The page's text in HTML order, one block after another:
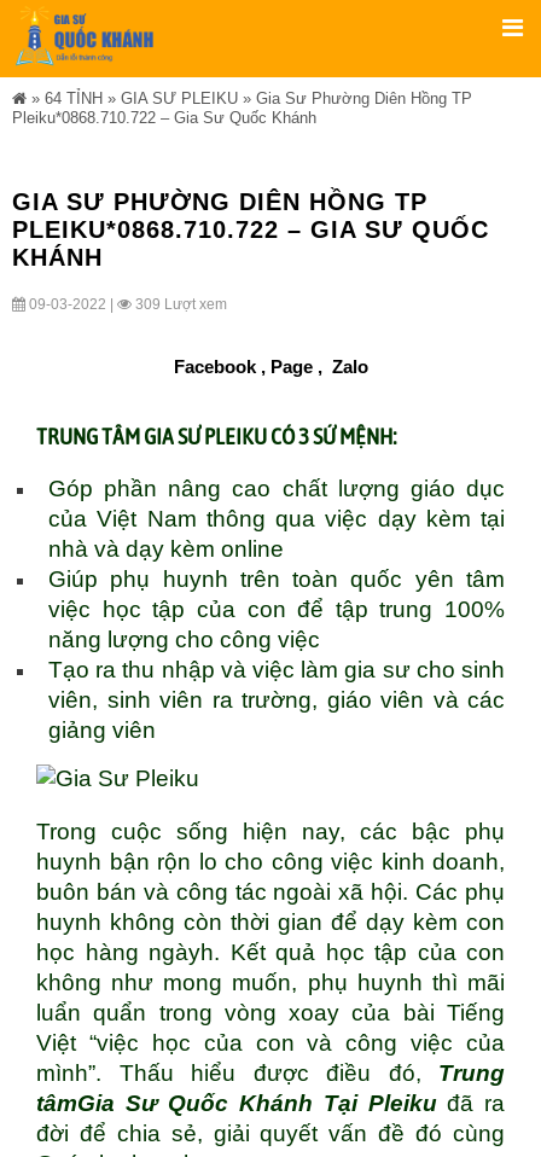
» 64 TỈNH » GIA SƯ PLEIKU » Gia Sư Phường Diên Hồng TP
Pleiku*0868.710.722 – Gia Sư Quốc Khánh
GIA SƯ PHƯỜNG DIÊN HỒNG TP
PLEIKU*0868.710.722 – GIA SƯ QUỐC
KHÁNH
09-03-2022 | 309 Lượt xem
Facebook , Page, Zalo
TRUNG TÂMGIA SƯ PLEIKUCÓ 3 SỨ MỆNH:
Góp phần nâng cao chất lượng giáo dục
của Việt Nam thông qua việc dạy kèm tại
nhà và dạy kèm online
Giúp phụ huynh trên toàn quốc yên tâm
việc học tập của con để tập trung 100%
năng lượng cho công việc
Tạo ra thu nhập và việc làm gia sư cho sinh
viên, sinh viên ra trường, giáo viên và các
giảng viên
Trong cuộc sống hiện nay, các bậc phụ
huynh bận rộn lo cho công việc kinh doanh,
buôn bán và công tác ngoài xã hội. Các phụ
huynh không còn thời gian để dạy kèm con
học hàng ngàyh. Kết quả học tập của con
không như mong muốn, phụ huynh thì mãi
luẩn quẩn trong vòng xoay của bài Tiếng
Việt “việc học của con và công việc của
mình”. Thấu hiểu được điều đó, Trung
tâmGia Sư Quốc Khánh Tại Pleikuđã ra
đời để chia sẻ, giải quyết vấn đề đó cùng